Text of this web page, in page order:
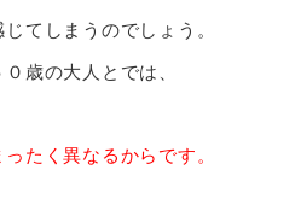
てしまうのでしょう。
歳の大人とでは、
たく異なるからです。